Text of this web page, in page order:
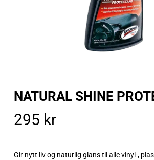
NATURAL SHINE
295 kr
Gir nytt liv og naturlig glans til alle vinyl-,